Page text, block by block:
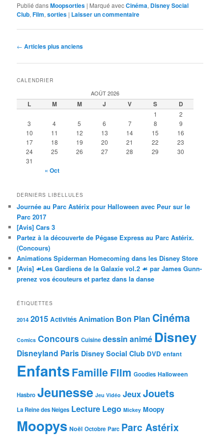
Publié dansMoopsorties | Marqué avecCinéma, Disney Social
Club,Film,sorties | Laisser un commentaire
Navigation
articles
← Articles plus anciens
CALENDRIER
AOÛT 2026
L M M J V S D
1
2
3
4 5 6 7 8
9
10
11 12 13 14 15
16
17
18 19 20 21 22
23
24
25 26 27 28 29
30
31
« Oct
DERNIERS LIBELLULES
Journée au Parc Astérix pour Halloween avec Peur sur le
Parc 2017
[Avis] Cars 3
Partez à la découverte de Pégase Express au Parc Astérix.
(Concours)
Animations Spiderman Homecoming dans les Disney Store
[Avis] ☙Les Gardiens de la Galaxie vol.2 ☙ par James Gunn-
prenez vos écouteurs et partez dans la danse
ÉTIQUETTES
2014 2015 Activités Animation Bon Plan Cinéma
Comics Concours Cuisine dessin animé Disney
Disneyland Paris Disney Social Club DVD enfant
EnfantsFamilleFilm Goodies Halloween
Hasbro Jeunesse Jeu Vidéo JeuxJouets
La Reine des Neiges Lecture Lego Mickey Moopy
Moopys Noël Octobre Parc Parc Astérix